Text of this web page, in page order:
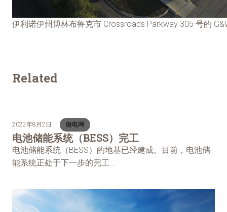
伊利诺伊州博林布鲁克市 Crossroads Parkway 305 号的
Related
2022年8月2日 微电网
电池储能系统（BESS）完工
电池储能系统（BESS）的地基已经建成。目前，电池储
能系统正处于下一步的完工…